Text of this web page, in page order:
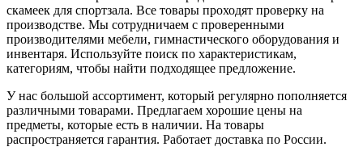
скамеек для спортзала. Все товары проходят проверку на
производстве. Мы сотрудничаем с проверенными
производителями мебели, гимнастического оборудования и
инвентаря. Используйте поиск по характеристикам,
категориям, чтобы найти подходящее предложение.
У нас большой ассортимент, который регулярно пополняется
различными товарами. Предлагаем хорошие цены на
предметы, которые есть в наличии. На товары
распространяется гарантия. Работает доставка по России.